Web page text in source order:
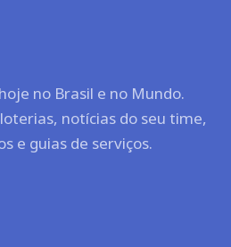
no Brasil e no Mundo.
notícias do seu time,
e guias de serviços.